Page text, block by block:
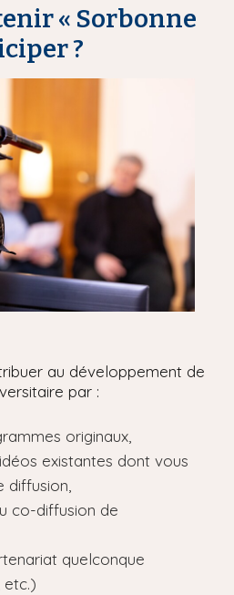
« Sorbonne
?
au développement de
par :
originaux,
existantes dont vous
diffusion,
co-diffusion de
quelconque
etc.)